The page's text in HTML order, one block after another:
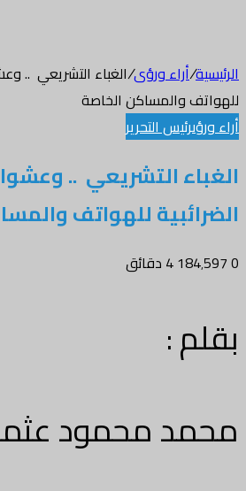
الرئيسية/أراء ورؤى/الغباء التشريعي ..
للهواتف والمساكن الخاصة
أراء ورؤىرئيس التحرير
الغباء التشريعي ..
الضرائبية للهواتف
0 4 دقائق
بقلم :
محمد محمود